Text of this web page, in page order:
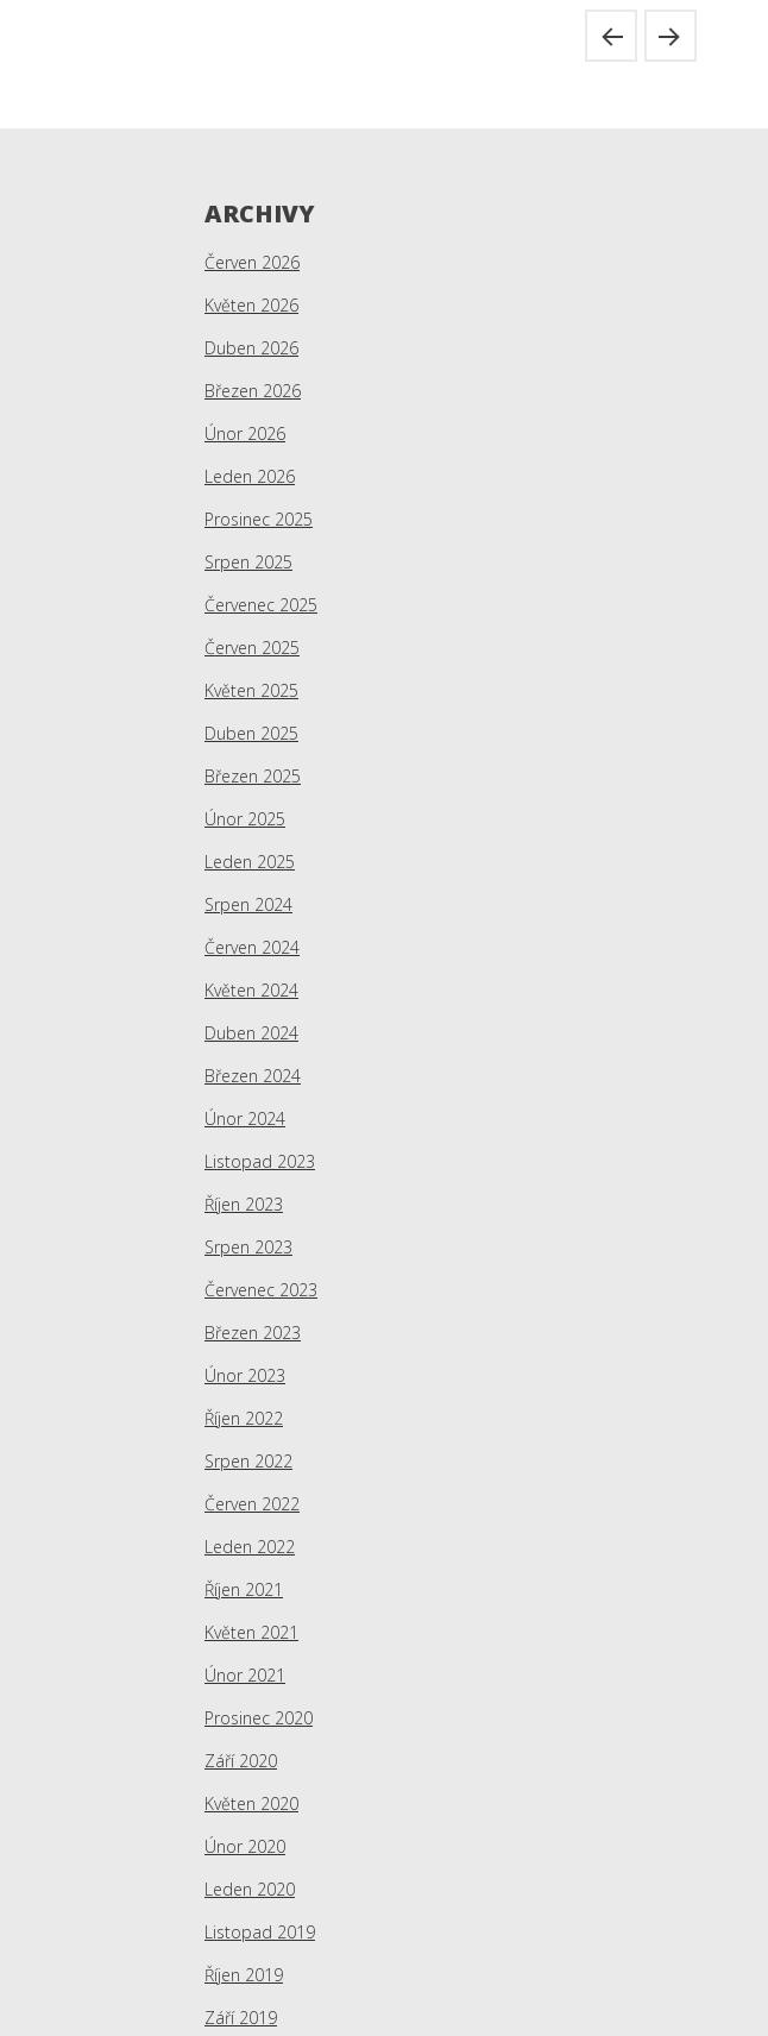
ARCHIVY
Červen 2026
Květen 2026
Duben 2026
Březen 2026
Únor 2026
Leden 2026
Prosinec 2025
Srpen 2025
Červenec 2025
Červen 2025
Květen 2025
Duben 2025
Březen 2025
Únor 2025
Leden 2025
Srpen 2024
Červen 2024
Květen 2024
Duben 2024
Březen 2024
Únor 2024
Listopad 2023
Říjen 2023
Srpen 2023
Červenec 2023
Březen 2023
Únor 2023
Říjen 2022
Srpen 2022
Červen 2022
Leden 2022
Říjen 2021
Květen 2021
Únor 2021
Prosinec 2020
Září 2020
Květen 2020
Únor 2020
Leden 2020
Listopad 2019
Říjen 2019
Září 2019